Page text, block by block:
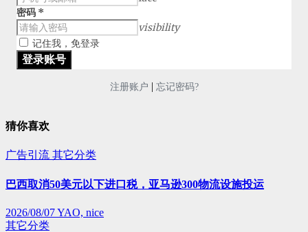
密码 *
visibility
记住我，免登录
注册账户 | 忘记密码?
猜你喜欢
广告引流 其它分类
巴西取消50美元以下进口税，亚马逊300物流设施投运
2026/08/07YAO, nice
其它分类